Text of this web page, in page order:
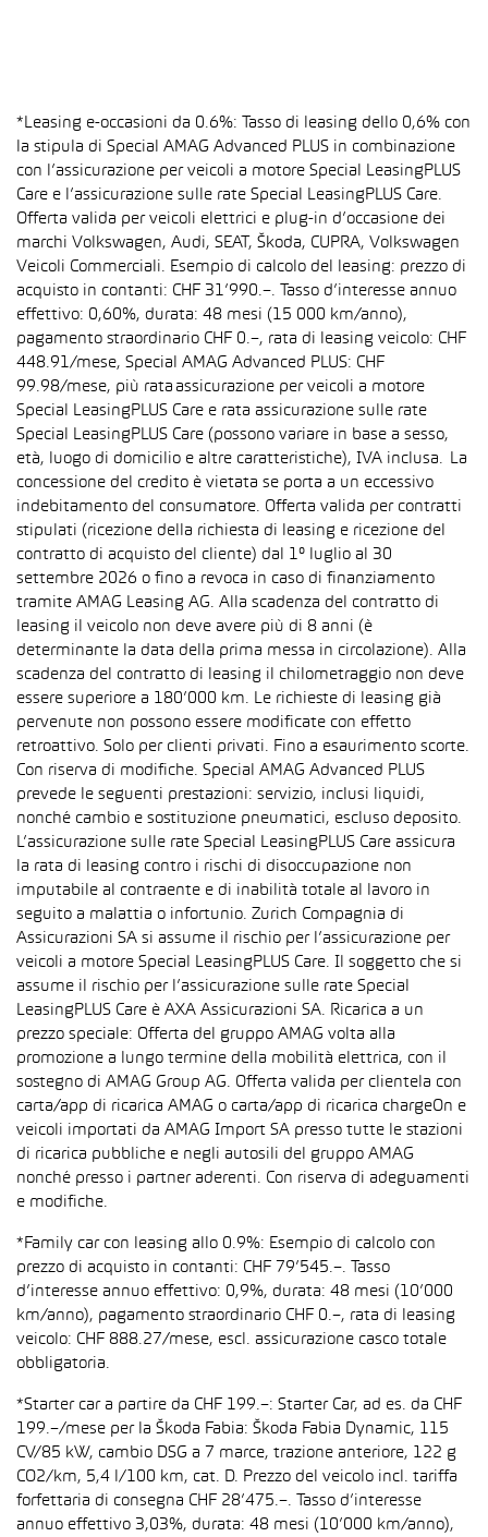
*Leasing e-occasioni da 0.6%: Tasso di leasing dello 0,6% con
la stipula di Special AMAG Advanced PLUS in combinazione
con l’assicurazione per veicoli a motore Special LeasingPLUS
Care e l’assicurazione sulle rate Special LeasingPLUS Care.
Offerta valida per veicoli elettrici e plug-in d’occasione dei
marchi Volkswagen, Audi, SEAT, Škoda, CUPRA, Volkswagen
Veicoli Commerciali. Esempio di calcolo del leasing: prezzo di
acquisto in contanti: CHF 31’990.–. Tasso d’interesse annuo
effettivo: 0,60%, durata: 48 mesi (15 000 km/anno),
pagamento straordinario CHF 0.–, rata di leasing veicolo: CHF
448.91/mese, Special AMAG Advanced PLUS: CHF
99.98/mese, più rata assicurazione per veicoli a motore
Special LeasingPLUS Care e rata assicurazione sulle rate
Special LeasingPLUS Care (possono variare in base a sesso,
età, luogo di domicilio e altre caratteristiche), IVA inclusa. La
concessione del credito è vietata se porta a un eccessivo
indebitamento del consumatore. Offerta valida per contratti
stipulati (ricezione della richiesta di leasing e ricezione del
contratto di acquisto del cliente) dal 1° luglio al 30
settembre 2026 o fino a revoca in caso di finanziamento
tramite AMAG Leasing AG. Alla scadenza del contratto di
leasing il veicolo non deve avere più di 8 anni (è
determinante la data della prima messa in circolazione). Alla
scadenza del contratto di leasing il chilometraggio non deve
essere superiore a 180’000 km. Le richieste di leasing già
pervenute non possono essere modificate con effetto
retroattivo. Solo per clienti privati. Fino a esaurimento scorte.
Con riserva di modifiche. Special AMAG Advanced PLUS
prevede le seguenti prestazioni: servizio, inclusi liquidi,
nonché cambio e sostituzione pneumatici, escluso deposito.
L’assicurazione sulle rate Special LeasingPLUS Care assicura
la rata di leasing contro i rischi di disoccupazione non
imputabile al contraente e di inabilità totale al lavoro in
seguito a malattia o infortunio. Zurich Compagnia di
Assicurazioni SA si assume il rischio per l’assicurazione per
veicoli a motore Special LeasingPLUS Care. Il soggetto che si
assume il rischio per l’assicurazione sulle rate Special
LeasingPLUS Care è AXA Assicurazioni SA. Ricarica a un
prezzo speciale: Offerta del gruppo AMAG volta alla
promozione a lungo termine della mobilità elettrica, con il
sostegno di AMAG Group AG. Offerta valida per clientela con
carta/app di ricarica AMAG o carta/app di ricarica chargeOn e
veicoli importati da AMAG Import SA presso tutte le stazioni
di ricarica pubbliche e negli autosili del gruppo AMAG
nonché presso i partner aderenti. Con riserva di adeguamenti
e modifiche.
*Family car con leasing allo 0.9%: Esempio di calcolo con
prezzo di acquisto in contanti: CHF 79’545.–. Tasso
d’interesse annuo effettivo: 0,9%, durata: 48 mesi (10’000
km/anno), pagamento straordinario CHF 0.–, rata di leasing
veicolo: CHF 888.27/mese, escl. assicurazione casco totale
obbligatoria.
*Starter car a partire da CHF 199.–: Starter Car, ad es. da CHF
199.–/mese per la Škoda Fabia: Škoda Fabia Dynamic, 115
CV/85 kW, cambio DSG a 7 marce, trazione anteriore, 122 g
CO2/km, 5,4 l/100 km, cat. D. Prezzo del veicolo incl. tariffa
forfettaria di consegna CHF 28’475.–. Tasso d’interesse
annuo effettivo 3,03%, durata: 48 mesi (10’000 km/anno),